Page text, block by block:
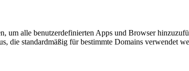
alle benutzerdefinierten Apps und Browser
standardmäßig für bestimmte Domains verwendet